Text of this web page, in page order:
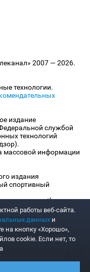
2007 — 2026.
технологии.
издание
службой
технологий
массовой информации
издания
спортивный
«www.sportbox.ru»:
издания
сетевого издания
работы веб-сайта.
данных и
на кнопку «Хорошо»,
cookie. Если нет, то